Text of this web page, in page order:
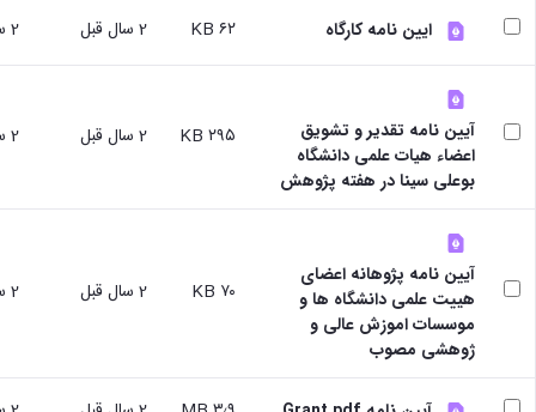
نشریه
مطالعات
فرهنگی
پلیس
فهرست
نشریات
علمی
معتبر
ایین نامه کارگاه ۶۲ KB 2 سال قبل 2 سال قبل
آیین نامه تقدیر و تشویق
اعضاء هیات علمی دانشگاه
بوعلی سینا در هفته پژوهش
۲۹۵ KB 2 سال قبل 2 سال قبل
آیین نامه پژوهانه اعضای
هییت علمی دانشگاه ها و
موسسات اموزش عالی و
ژوهشی مصوب
۷۰ KB 2 سال قبل 2 سال قبل